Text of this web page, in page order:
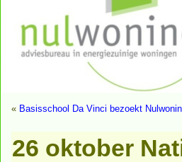
« Basisschool Da Vinci bezoekt
26 oktober